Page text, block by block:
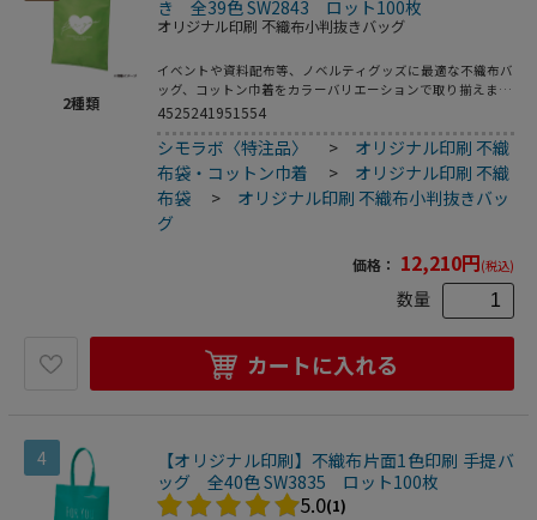
2種類
き 全39色 SW2843 ロット100枚
オリジナル印刷 不織布小判抜きバッグ
イベントや資料配布等、ノベルティグッズに最適な不織布バ
ッグ、コットン巾着をカラーバリエーションで取り揃えまし
た。片面シルク1色印刷、印刷領域は別途テンプレートでご
4525241951554
シモラボ〈特注品〉 > オリジナル印刷 不織
布袋・コットン巾着
> オリジナル印刷 不織
布袋
> オリジナル印刷 不織布小判抜きバッ
グ
価格： 12,210円(税込)
数量
カートに入れる
4
【オリジナル印刷】不織布片面1色印刷 手提バ
ッグ 全40色 SW3835 ロット100枚
5.0(1)